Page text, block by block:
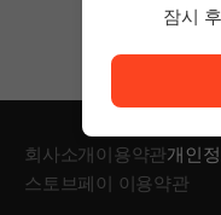
회사소개이용약관개인
스토브페이 이용약관
잠시